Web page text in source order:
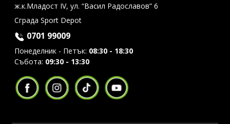
ж.к.Младост IV, ул. “Васил Радославов” 6
Сграда Sport Depot
0701 99009
Понеделник - Петък: 08:30 - 18:30
Събота: 09:30 - 13:30